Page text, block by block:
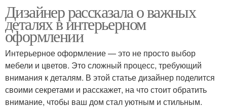
Зеркало без рамы Зеркало в раме
Зеркала в рамках Зеркала в рамке
Дизайнер рассказала о важных
деталях в интерьерном
оформлении
Интерьерное оформление — это не просто выбор
мебели и цветов. Это сложный процесс, требующий
внимания к деталям. В этой статье дизайнер поделится
своими секретами и расскажет, на что стоит обратить
внимание, чтобы ваш дом стал уютным и стильным.